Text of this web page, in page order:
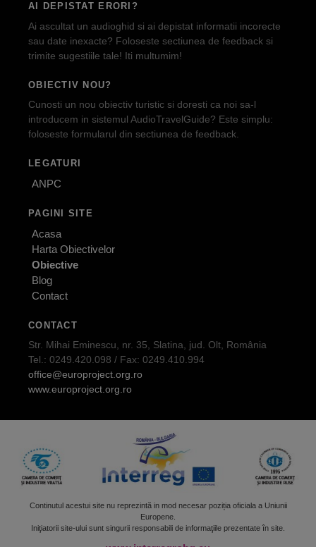
AI DEPISTAT ERORI?
Ai ascultat un audioghid si ai depistat informatii incorecte
sau date inexacte? Foloseste sectiunea de feedback si
trimite sugestiile tale! Iti multumim!
OBIECTIV NOU?
Cunosti un nou obiectiv turistic si doresti ca noi sa-l
introducem in sistemul AudioTravelGuide? Este simplu:
foloseste formularul din sectiunea de feedback.
LEGATURI
ANPC
PAGINI SITE
Acasa
Harta Obiectivelor
Obiective
Blog
Contact
CONTACT
Str. Mihai Eminescu, nr. 35, Slatina, jud. Olt, România
Tel.: 0249.420.098 / Fax: 0249.410.994
office@europroject.org.ro
www.europroject.org.ro
Continutul acestui site nu reprezintă in mod necesar poziția oficiala a Uniunii
Europene.
Iniţiatorii site-ului sunt singurii responsabili de informaţiile prezentate în site.